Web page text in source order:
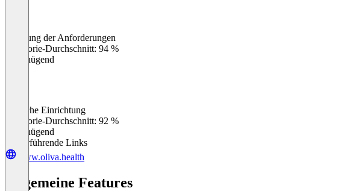
Erfüllung der Anforderungen
Kategorie-Durchschnitt: 94 %
Ungenügend
Einfache Einrichtung
Kategorie-Durchschnitt: 92 %
Ungenügend
Weiterführende Links
www.oliva.health
Allgemeine Features